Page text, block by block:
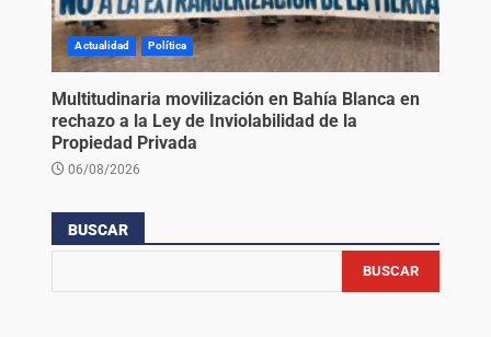
Actualidad Política
Multitudinaria movilización en Bahía Blanca en
rechazo a la Ley de Inviolabilidad de la
Propiedad Privada
06/08/2026
BUSCAR
BUSCAR